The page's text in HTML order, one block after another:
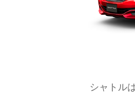
シャトル